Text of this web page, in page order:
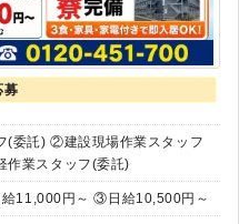
募
(委託) ②建設現場作業スタッフ
業スタッフ(委託)
11,000円～ ③日給10,500円～